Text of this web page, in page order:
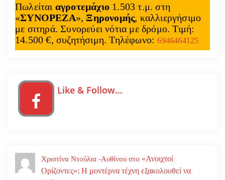
Πωλείται αγροτεμάχιο 1.503 τ.μ. στη
«ΣΥΝΟΡΕΖΑ», Ξηρονομής, καλλιεργήσιμο
με σιτηρά. Συνορεύει νότια με δρόμο. Τιμή:
14.500 €, συζητήσιμη. Τηλέφωνο:6946464125
Like & Follow…
Χριστίνα Ντούλια -Αυθίνου στο «Ανοιχτοί
Ορίζοντες»: Η μοντέρνα τέχνη εξακολουθεί να